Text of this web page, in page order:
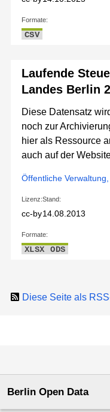
Formate:
CSV
Laufende
Landes Berlin
Diese Datensatz
noch zur
hier als Ressource
auch auf der
Öffentliche
Lizenz:
cc-by
Stand:
14.08.2013
Formate:
XLSX ODS
Diese Seite als
Berlin Open Data